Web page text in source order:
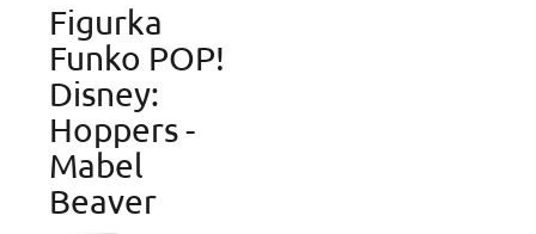
Create wishlist
Sign in
Figurka
Funko POP!
Disney:
Hoppers -
Mabel
Beaver